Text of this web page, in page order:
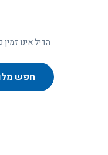
הדיל אינו
חפש